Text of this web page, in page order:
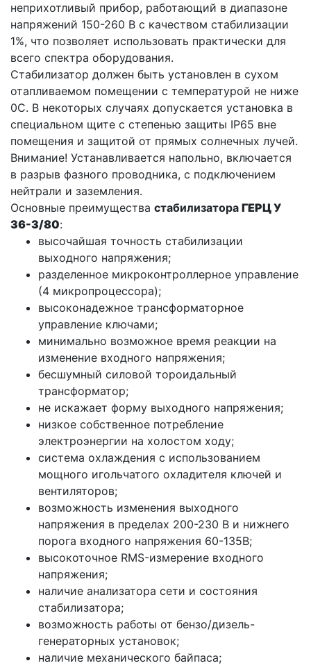
неприхотливый прибор, работающий в диапазоне
напряжений 150-260 В с качеством стабилизации
1%, что позволяет использовать практически для
всего спектра оборудования.
Стабилизатор должен быть установлен в сухом
отапливаемом помещении с температурой не ниже
0С. В некоторых случаях допускается установка в
специальном щите с степенью защиты IP65 вне
помещения и защитой от прямых солнечных лучей.
Внимание! Устанавливается напольно, включается
в разрыв фазного проводника, с подключением
нейтрали и заземления.
Основные преимущества стабилизатора ГЕРЦ У
36-3/80:
высочайшая точность стабилизации
выходного напряжения;
разделенное микроконтроллерное управление
(4 микропроцессора);
высоконадежное трансформаторное
управление ключами;
минимально возможное время реакции на
изменение входного напряжения;
бесшумный силовой тороидальный
трансформатор;
не искажает форму выходного напряжения;
низкое собственное потребление
электроэнергии на холостом ходу;
система охлаждения с использованием
мощного игольчатого охладителя ключей и
вентиляторов;
возможность изменения выходного
напряжения в пределах 200-230 В и нижнего
порога входного напряжения 60-135В;
высокоточное RMS-измерение входного
напряжения;
наличие анализатора сети и состояния
стабилизатора;
возможность работы от бензо/дизель-
генераторных установок;
наличие механического байпаса;